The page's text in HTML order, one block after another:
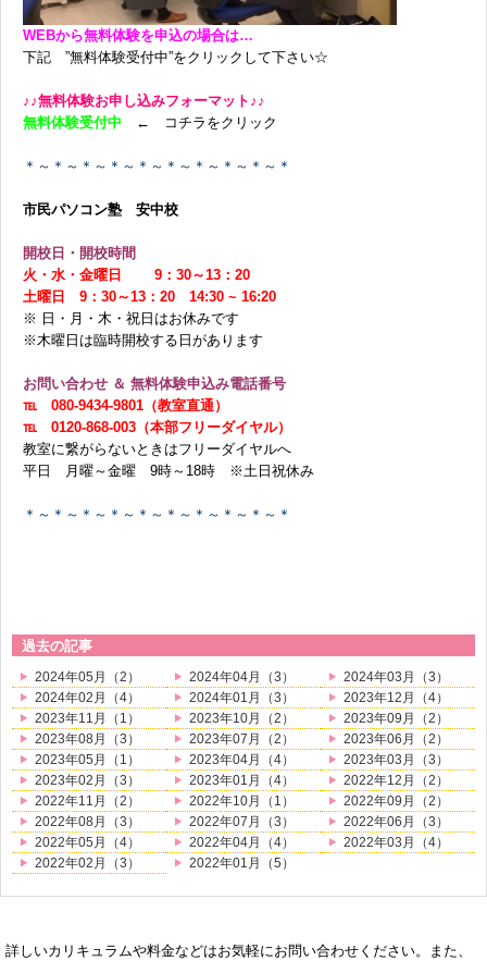
WEBから無料体験を申込の場合は…
下記 ”無料体験受付中”をクリックして下さい☆
♪♪無料体験お申し込みフォーマット♪♪
無料体験受付中
← コチラをクリック
＊～＊～＊～＊～＊～＊～＊～＊～＊～＊
市民パソコン塾 安中校
開校日・開校時間
火・水・金曜日 9：30～13：20
土曜日 9：30～13：20 14:30 ~ 16:20
※ 日・月・木・祝日はお休みです
※木曜日は臨時開校する日があります
お問い合わせ ＆ 無料体験申込み電話番号
℡ 080-9434-9801（教室直通）
℡ 0120-868-003（本部フリーダイヤル）
教室に繋がらないときはフリーダイヤルへ
平日 月曜～金曜 9時～18時 ※土日祝休み
＊～＊～＊～＊～＊～＊～＊～＊～＊～＊
過去の記事
2024年05月（2） 2024年04月（3）
2024年03月（3）
2024年02月（4）
2024年01月（3）
2023年12月（4）
2023年11月（1）
2023年10月（2）
2023年09月（2）
2023年08月（3）
2023年07月（2）
2023年06月（2）
2023年05月（1）
2023年04月（4）
2023年03月（3）
2023年02月（3）
2023年01月（4）
2022年12月（2）
2022年11月（2）
2022年10月（1）
2022年09月（2）
2022年08月（3）
2022年07月（3）
2022年06月（3）
2022年05月（4）
2022年04月（4）
2022年03月（4）
2022年02月（3）
2022年01月（5）
詳しいカリキュラムや料金などはお気軽にお問い合わせください。また、